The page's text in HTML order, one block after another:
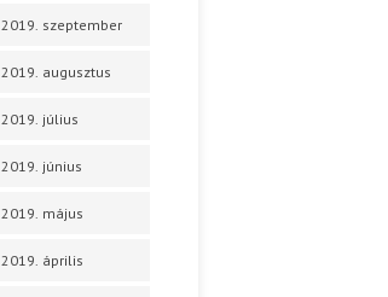
2019. szeptember
2019. augusztus
2019. július
2019. június
2019. május
2019. április